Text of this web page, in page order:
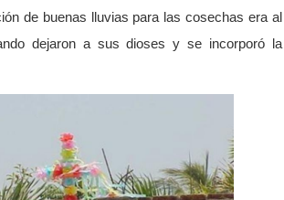
de buenas lluvias para las cosechas era al
dejaron a sus dioses y se incorporó la